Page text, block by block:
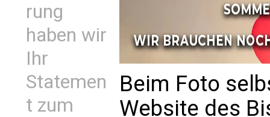
rung
haben wir
Ihr
Statemen
t zum
Beim Foto
Website des